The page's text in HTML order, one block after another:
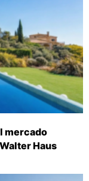
mercado
Haus